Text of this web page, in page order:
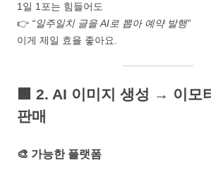
1일 1포는 힘들어도
👉 “일주일치 글을 AI로 뽑아 예약 발행”
이게 제일 효율 좋아요.
2. AI 이미지 생성 → 이모
판매
🎨 가능한 플랫폼